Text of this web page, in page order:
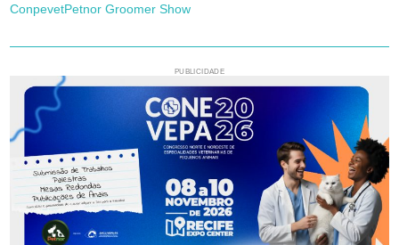
ConpevetPetnor Groomer Show
PUBLICIDADE